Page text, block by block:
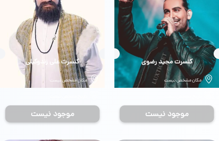
بلیط
کنسرت مجید رضوی
مکان مشخص نیست
موجود نیست
بلیط
کنسرت علی زندوکیلی
مکان مشخص نیست
موجود نیست